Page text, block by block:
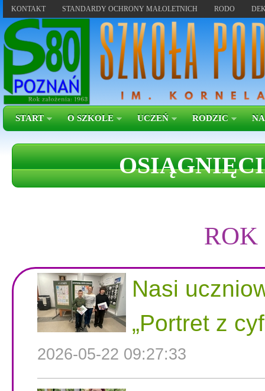
KONTAKT STANDARDY OCHRONY MAŁOLETNICH RODO
START O SZKOLE UCZEŃ RODZIC
ROK
Nasi
„Portret z
2026-05-22 09:27:33